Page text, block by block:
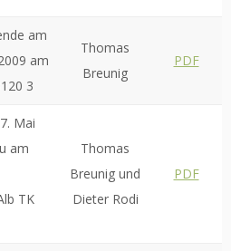
am
am
3
Thomas
Breunig
PDF
Mai
am
TK
Thomas
Breunig und
Dieter Rodi
PDF